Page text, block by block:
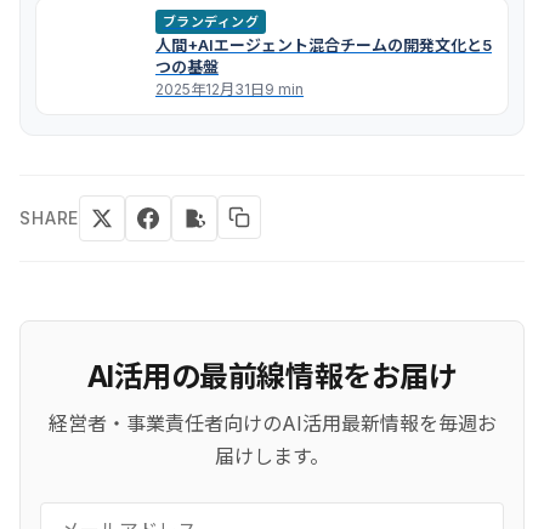
ブランディング
人間+AIエージェント混合チームの開発文化と5
つの基盤
2025年12月31日9 min
SHARE
AI活用の最前線情報をお届け
経営者・事業責任者向けのAI活用最新情報を毎週お
届けします。